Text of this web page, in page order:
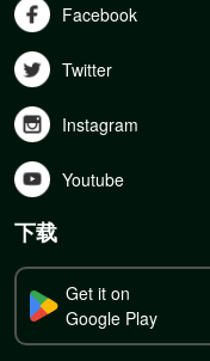
Facebook
Twitter
Instagram
Youtube
下载
Get it on
Google Play